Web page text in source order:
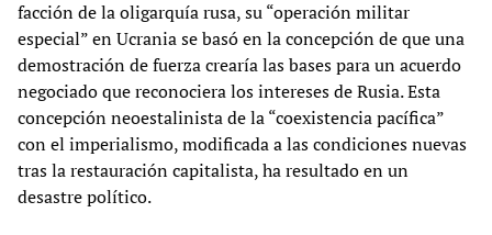
facción de la oligarquía rusa, su “operación militar
especial” en Ucrania se basó en la concepción de que una
demostración de fuerza crearía las bases para un acuerdo
negociado que reconociera los intereses de Rusia. Esta
concepción neoestalinista de la “coexistencia pacífica”
con el imperialismo, modificada a las condiciones nuevas
tras la restauración capitalista, ha resultado en un
desastre político.